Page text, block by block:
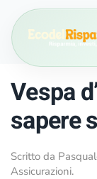
Passa al
Vespa
sapere
Scritto da
Assicurazioni.